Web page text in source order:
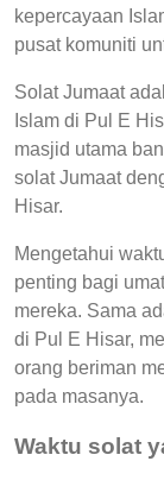
kepercayaan
pusat komuniti
Solat Jumaat
Islam di Pul E
masjid utama
solat Jumaat
Hisar.
Mengetahui
penting bagi
mereka. Sama
di Pul E Hisar,
orang beriman
pada masanya.
Waktu solat